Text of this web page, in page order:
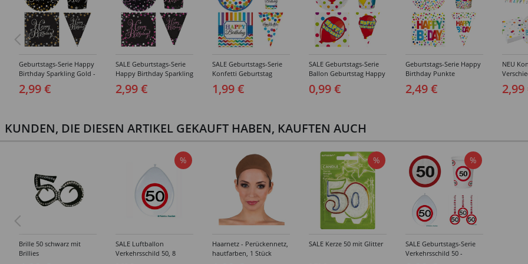
Geburtstags-Serie Happy
Birthday Sparkling Gold -
Teller, Servietten, Becher
& Dekorationen
2,99 €
SALE Geburtstags-Serie
Happy Birthday Sparkling
Pink - Teller, Servietten,
Becher & Dekorationen
2,99 €
SALE Geburtstags-Serie
Konfetti Geburtstag
Happy Birthday - Teller,
Servietten, Becher &
1,99 €
SALE Geburtstags-Serie
Ballon Geburtstag Happy
Birthday - Teller,
Servietten, Becher &
0,99 €
Geburtstags-Serie Happy
Birthday Punkte
Geburtstag - Teller,
Servietten, Becher &
2,49 €
NEU
2,99
KUNDEN, DIE DIESEN ARTIKEL GEKAUFT HABEN, KAUFTEN AUCH
Brille 50 schwarz mit
Brillies
%
SALE Luftballon
Verkehrsschild 50, 8
Haarnetz - Perückennetz,
hautfarben, 1 Stück
%
SALE Kerze 50 mit Glitter
%
SALE Geburtstags-Serie
Verkehrsschild 50 -